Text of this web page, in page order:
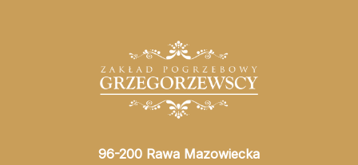
96-200 Rawa Mazowiecka